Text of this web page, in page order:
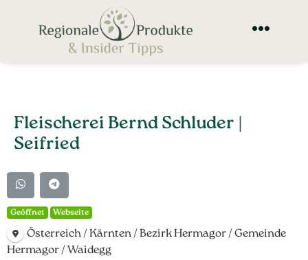
Fleischerei Bernd Schluder |
Seifried
Geöffnet Webseite
Österreich / Kärnten / Bezirk Hermagor / Gemeinde
Hermagor / Waidegg